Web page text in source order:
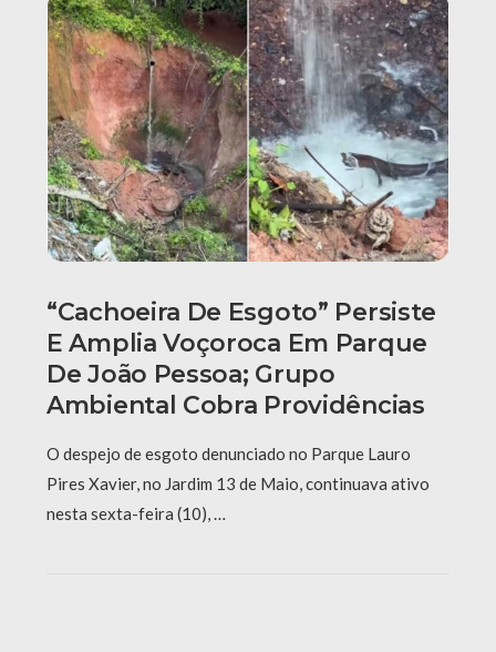
“Cachoeira De Esgoto” Persiste
E Amplia Voçoroca Em Parque
De João Pessoa; Grupo
Ambiental Cobra Providências
O despejo de esgoto denunciado no Parque Lauro
Pires Xavier, no Jardim 13 de Maio, continuava ativo
nesta sexta-feira (10), …